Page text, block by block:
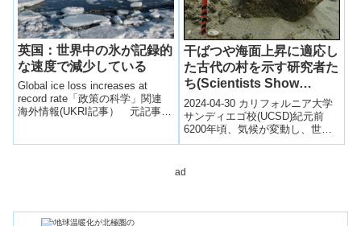
英国：世界中の氷が記録的
な速度で減少している
Global ice loss increases at
record rate「政策の科学」関連
海外情報(UKRI記事） 元記事公
干ばつや海面上昇に適応し
た古代の村を示す研究者た
ち(Scientists Show
Ancient Village Adapted
to Drought, Rising Seas)
2024-04-30 カリフォルニア大学
サンディエゴ校(UCSD)紀元前
6200年頃、気候が変動し、世界
の気温が下がり、海面が上昇
チ...
ad